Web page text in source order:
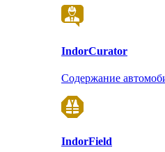
IndorCurator
Содержание
IndorField